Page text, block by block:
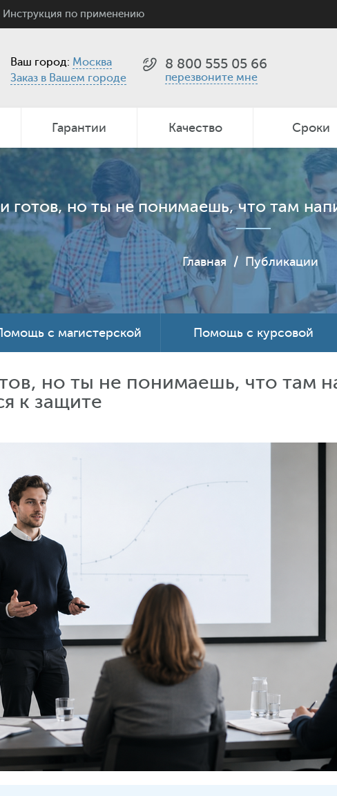
Инструкция по применению
Ваш город: Москва
Заказ в Вашем городе
8 800 555 05 66
перезвоните мне
Гарантии Качество Сроки
готов, но ты не понимаешь, что там
Главная / Публикации
с магистерской Помощь с курсовой
но ты не понимаешь, что там
к защите